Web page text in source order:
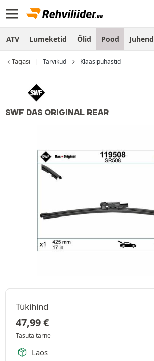
ATV Lumeketid Õlid Pood Juhend
Tagasi Tarvikud Klaasipuhastid
SWF DAS ORIGINAL REAR
Tükihind
47,99€
Tasuta tarne
Laos